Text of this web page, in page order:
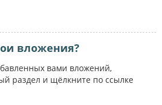
вложения?
вами вложений,
раздел и щёлкните по ссылке